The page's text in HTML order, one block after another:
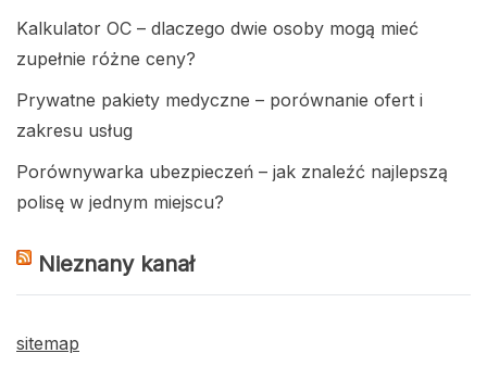
Kalkulator OC – dlaczego dwie osoby mogą mieć
zupełnie różne ceny?
Prywatne pakiety medyczne – porównanie ofert i
zakresu usług
Porównywarka ubezpieczeń – jak znaleźć najlepszą
polisę w jednym miejscu?
Nieznany kanał
sitemap